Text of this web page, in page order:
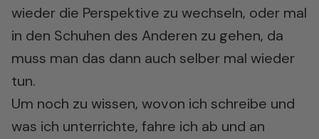
wieder die Perspektive zu wechseln, oder mal
in den Schuhen des Anderen zu gehen, da
muss man das dann auch selber mal wieder
tun.
Um noch zu wissen, wovon ich schreibe und
was ich unterrichte, fahre ich ab und an